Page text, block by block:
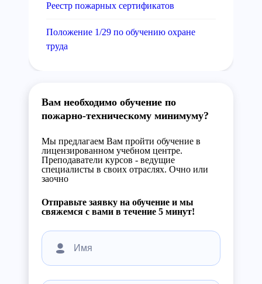
Реестр пожарных сертификатов
Положение 1/29 по обучению охране
труда
Вам необходимо обучение по
пожарно-техническому минимуму?
Мы предлагаем Вам пройти обучение в
лицензированном учебном центре.
Преподаватели курсов - ведущие
специалисты в своих отраслях. Очно или
заочно
Отправьте заявку на обучение и мы
свяжемся с вами в течение 5 минут!